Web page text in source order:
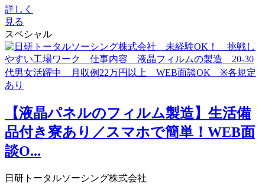
詳しく
見る
スペシャル
【液晶パネルのフィルム製造】生活備
品付き寮あり／スマホで簡単！WEB面
談O...
日研トータルソーシング株式会社